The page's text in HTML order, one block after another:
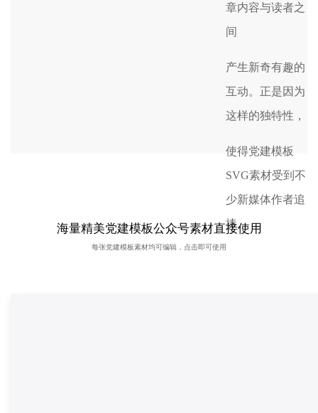
章内容与读者之
间
产生新奇有趣的
互动。正是因为
这样的独特性，
使得党建模板
SVG素材受到不
少新媒体作者追
捧。
海量精美党建模板公众号素材直接使用
每张党建模板素材均可编辑，点击即可使用